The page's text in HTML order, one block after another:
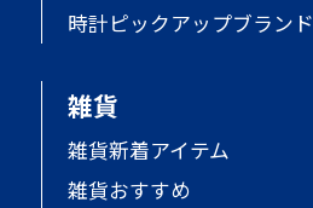
時計ピックアップブランド
雑貨
雑貨新着アイテム
雑貨おすすめ